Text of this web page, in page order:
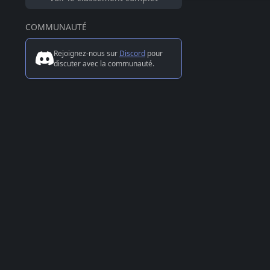
COMMUNAUTÉ
Rejoignez-nous sur Discord pour
discuter avec la communauté.